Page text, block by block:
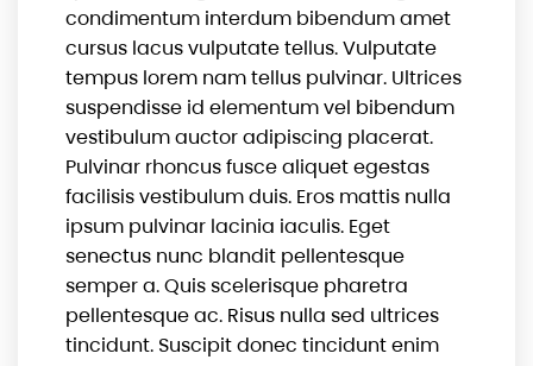
condimentum interdum bibendum amet
cursus lacus vulputate tellus. Vulputate
tempus lorem nam tellus pulvinar. Ultrices
suspendisse id elementum vel bibendum
vestibulum auctor adipiscing placerat.
Pulvinar rhoncus fusce aliquet egestas
facilisis vestibulum duis. Eros mattis nulla
ipsum pulvinar lacinia iaculis. Eget
senectus nunc blandit pellentesque
semper a. Quis scelerisque pharetra
pellentesque ac. Risus nulla sed ultrices
tincidunt. Suscipit donec tincidunt enim